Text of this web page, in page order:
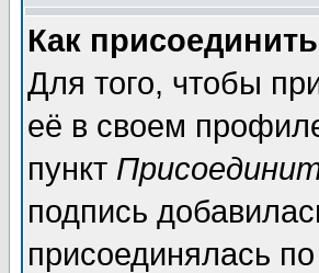
Как
Для того, чтобы
её в своем
пункт
подпись
присоединялась